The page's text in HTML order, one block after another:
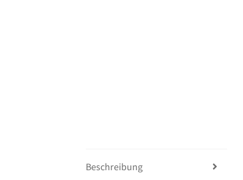
Beschreibung